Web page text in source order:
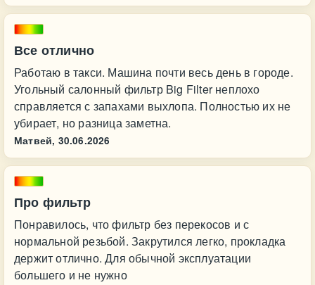
Все отлично
Работаю в такси. Машина почти весь день в городе.
Угольный салонный фильтр Big Filter неплохо
справляется с запахами выхлопа. Полностью их не
убирает, но разница заметна.
Матвей, 30.06.2026
Про фильтр
Понравилось, что фильтр без перекосов и с
нормальной резьбой. Закрутился легко, прокладка
держит отлично. Для обычной эксплуатации
большего и не нужно